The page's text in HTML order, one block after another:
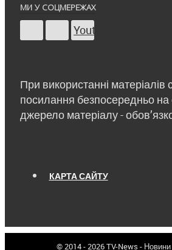
МИ У СОЦМЕРЕЖАХ
Youtube
При використанні матеріалів
посилання безпосередньо на
джерело матеріалу -
КАРТА САЙТУ
© 2014 - 2026 TV-News -